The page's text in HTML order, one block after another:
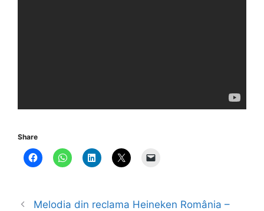
Share
Melodia din reclama Heineken România –